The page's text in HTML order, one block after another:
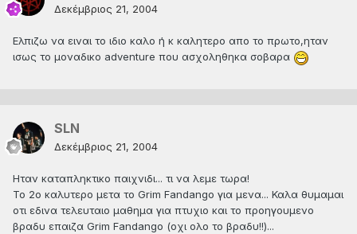
Δεκέμβριος 21, 2004
Eλπιζω να ειναι το ιδιο καλο ή κ καλητερο απο το πρωτο,ηταν
ισως το μοναδικο adventure που ασχοληθηκα σοβαρα
SLN
Δεκέμβριος 21, 2004
Ηταν καταπληκτικο παιχνιδι... τι να λεμε τωρα!
Το 2ο καλυτερο μετα το Grim Fandango για μενα... Καλα θυμαμαι
οτι εδινα τελευταιο μαθημα για πτυχιο και το προηγουμενο
βραδυ επαιζα Grim Fandango (οχι ολο το βραδυ!!)...